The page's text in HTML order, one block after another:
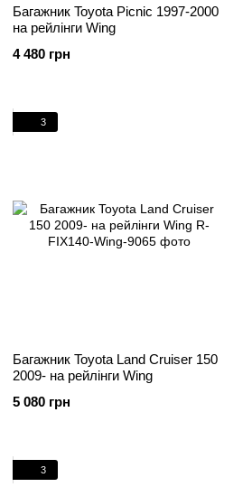
Багажник Toyota Picnic 1997-2000
на рейлінги Wing
4 480 грн
3
Багажник Toyota Land Cruiser 150
2009- на рейлінги Wing
5 080 грн
3